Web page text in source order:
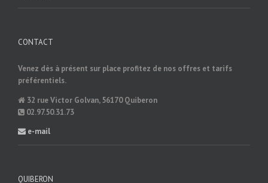
CONTACT
Venez dès à présent sur place profitez de nos offres et tarifs
préférentiels.
32 rue Victor Golvan, 56170 Quiberon
02.97.50.31.73
e-mail
QUIBERON